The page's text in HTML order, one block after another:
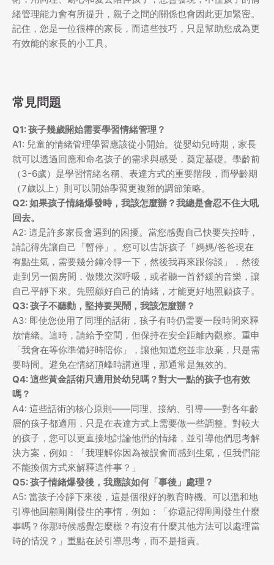
緒管理能力會有所提升，親子之間的關係也會因此更加緊密。
記住，您是一位很棒的家長，而這些技巧，只是幫助您成為更
有效能的家長的小工具。
常見問題
Q1: 孩子幾歲開始需要學習情緒管理？
A1: 兒童的情緒管理學習應該從小開始。從嬰幼兒時期，家長
就可以透過回應和命名孩子的需求與感受，奠定基礎。學齡前
（3-6歲）是學習情緒名稱、表達方式的重要階段，而學齡期
（7歲以上）則可以開始學習更複雜的調節策略。
Q2: 如果孩子情緒爆發時，我該怎麼辦？我總是會忍不住大吼
回去。
A2: 這是許多家長會遇到的困擾。當您感覺自己快要失控時，
請記得先讓自己「暫停」。您可以告訴孩子「媽媽/爸爸現在
有點生氣，需要幾分鐘冷靜一下，然後我再來跟你談」，然後
走到另一個房間，做幾次深呼吸，或者聽一首舒緩的音樂，讓
自己平靜下來。先照顧好自己的情緒，才能更好地照顧孩子。
Q3: 孩子不聽勸，堅持要哭鬧，我該怎麼辦？
A3: 即使您使用了同理的話術，孩子有時仍需要一段時間來釋
放情緒。這時，請給予空間，但保持在安全距離內觀察。重申
「我會在等你準備好時陪你」，讓他知道您並非放棄，只是需
要時間。避免在情緒頂峰時講道理，那通常是無效的。
Q4: 這些黃金話術只適用於幼兒嗎？對大一點的孩子也有效
嗎？
A4: 這些話術的核心原則——同理、接納、引導——對各年齡
層的孩子都適用，只是在表達方式上需要做一些調整。對較大
的孩子，您可以更直接地討論他們的情緒，並引導他們思考解
決方案，例如：「我理解你因為被誤會而感到生氣，但我們能
不能換個方式來解釋這件事？」
Q5: 孩子情緒爆發後，我應該如何「事後」處理？
A5: 當孩子冷靜下來後，這是個很好的教育時機。可以溫和地
引導他回顧剛剛發生的事情，例如：「你還記得剛剛發生什麼
事嗎？你那時候感覺怎麼樣？有沒有什麼其他方法可以處理當
時的情況？」重點在於引導思考，而不是指責。